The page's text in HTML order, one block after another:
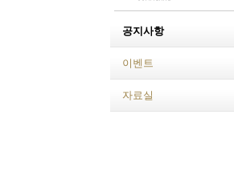
공지사항
이벤트
자료실